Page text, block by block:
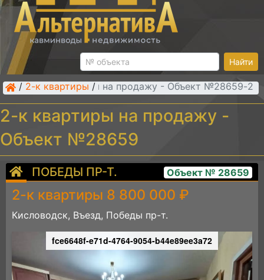
Найти
/ 2-к квартиры / 2-к квартиры на продажу - Объект №28659
2-к квартиры на продажу -
Объект №28659
ПОБЕДЫ ПР-Т. Объект № 28659
2-к квартиры 8 800 000 ₽
Кисловодск, Въезд, Победы пр-т.
fce6648f-e71d-4764-9054-b44e89ee3a72